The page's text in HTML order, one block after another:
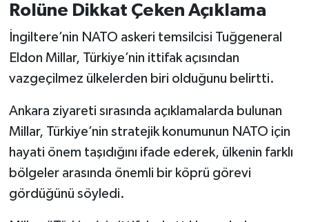
Rolüne Dikkat Çeken Açıklama
İngiltere’nin NATO askeri temsilcisi Tuğgeneral
Eldon Millar, Türkiye’nin ittifak açısından
vazgeçilmez ülkelerden biri olduğunu belirtti.
Ankara ziyareti sırasında açıklamalarda bulunan
Millar, Türkiye’nin stratejik konumunun NATO için
hayati önem taşıdığını ifade ederek, ülkenin farklı
bölgeler arasında önemli bir köprü görevi
gördüğünü söyledi.